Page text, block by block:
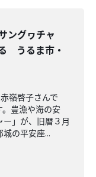
ングヮチャ
うるま市・
嶺啓子さんで
豊漁や海の安
」が、旧暦３月
の平安座...